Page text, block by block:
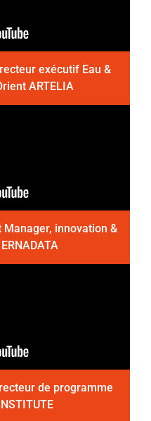
exécutif Eau &
ARTELIA
innovation &
de programme